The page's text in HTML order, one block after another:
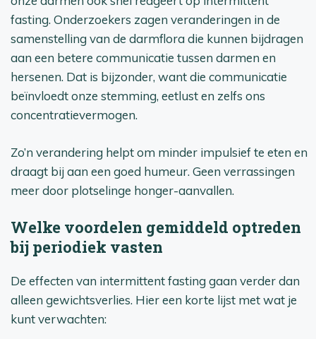
fasting. Onderzoekers zagen veranderingen in de
samenstelling van de darmflora die kunnen bijdragen
aan een betere communicatie tussen darmen en
hersenen. Dat is bijzonder, want die communicatie
beïnvloedt onze stemming, eetlust en zelfs ons
concentratievermogen.
Zo’n verandering helpt om minder impulsief te eten en
draagt bij aan een goed humeur. Geen verrassingen
meer door plotselinge honger-aanvallen.
Welke voordelen gemiddeld optreden
bij periodiek vasten
De effecten van intermittent fasting gaan verder dan
alleen gewichtsverlies. Hier een korte lijst met wat je
kunt verwachten: